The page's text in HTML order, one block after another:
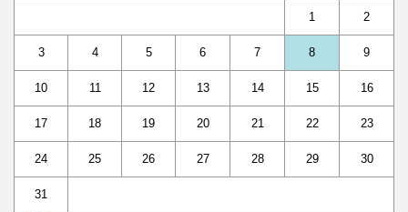
1 2
3 4 5 6 7 8 9
10 11 12 13 14 15 16
17 18 19 20 21 22 23
24 25 26 27 28 29 30
31